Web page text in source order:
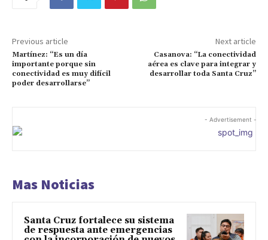
Previous article
Martínez: “Es un día
importante porque sin
conectividad es muy difícil
poder desarrollarse”
Next article
Casanova: “La conectividad
aérea es clave para integrar y
desarrollar toda Santa Cruz”
- Advertisement -
Mas Noticias
Santa Cruz fortalece su sistema
de respuesta ante emergencias